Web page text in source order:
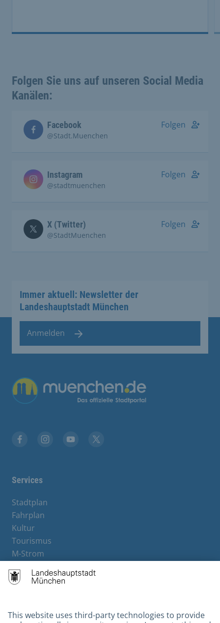
Folgen Sie uns auf unseren Social Media
Kanälen:
Facebook
@Stadt.Muenchen
Folgen
Instagram
@stadtmuenchen
Folgen
X (Twitter)
@StadtMuenchen
Folgen
Immer aktuell: Newsletter der
Landeshauptstadt München
Anmelden
Übergreifende Links
Services
Stadtplan
Fahrplan
Kultur
Tourismus
M-Strom
Hotels
Contact